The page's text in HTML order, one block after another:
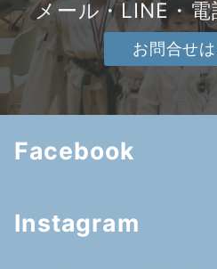
メール・LINE・
お問合せ
Facebook
Instagram